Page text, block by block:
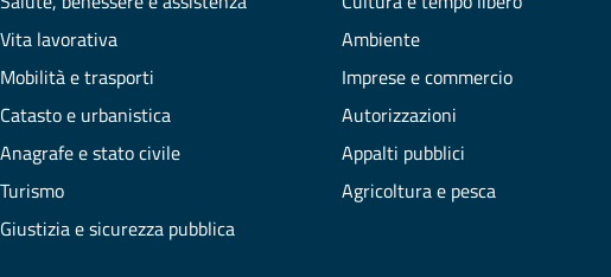
Vita lavorativa
Mobilità e trasporti
Catasto e urbanistica
Anagrafe e stato civile
Turismo
Giustizia e sicurezza pubblica
Ambiente
Imprese e commercio
Autorizzazioni
Appalti pubblici
Agricoltura e pesca